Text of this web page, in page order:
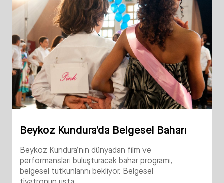
Beykoz Kundura’da Belgesel Baharı
Beykoz Kundura’nın dünyadan film ve
performansları buluşturacak bahar programı,
belgesel tutkunlarını bekliyor. Belgesel